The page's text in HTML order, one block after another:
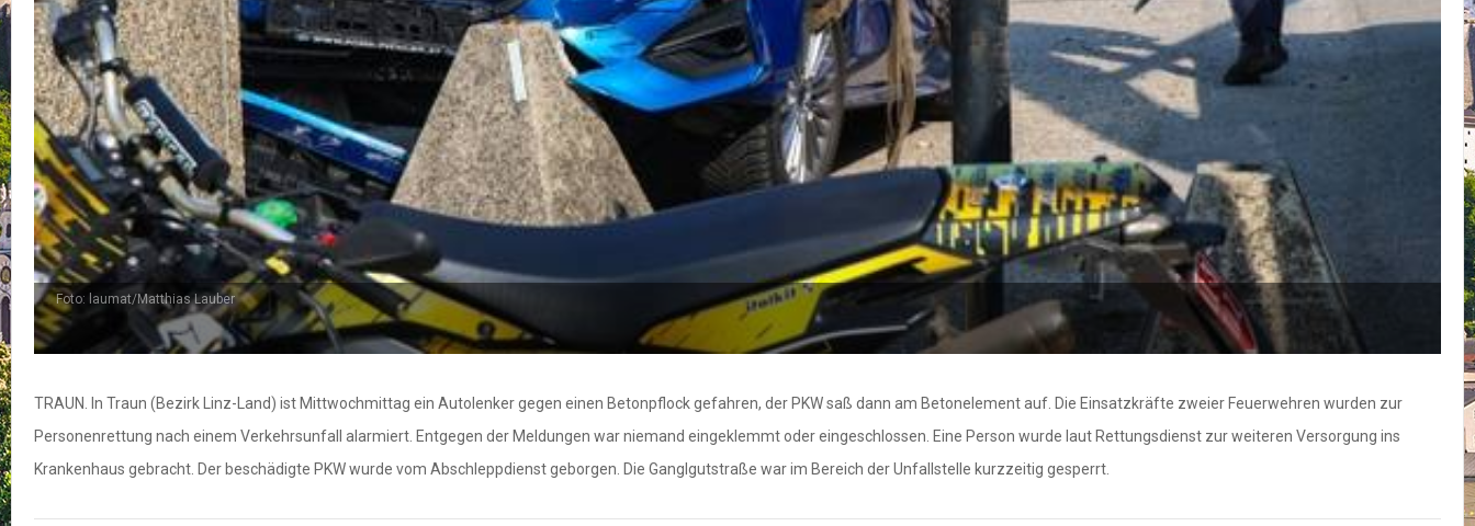
Foto: laumat/Matthias Lauber
TRAUN. In Traun (Bezirk Linz-Land) ist Mittwochmittag ein Autolenker gegen einen Betonpflock gefahren, der PKW saß dann am Betonelement auf. Die Einsatzkräfte zweier Feuerwehren wurden zur
Personenrettung nach einem Verkehrsunfall alarmiert. Entgegen der Meldungen war niemand eingeklemmt oder eingeschlossen. Eine Person wurde laut Rettungsdienst zur weiteren Versorgung ins
Krankenhaus gebracht. Der beschädigte PKW wurde vom Abschleppdienst geborgen. Die Ganglgutstraße war im Bereich der Unfallstelle kurzzeitig gesperrt.